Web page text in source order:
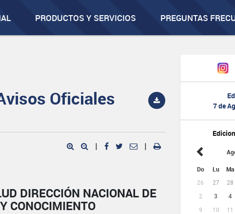
PRODUCTOS Y SERVICIOS PREGUNTAS
7 de
Do Lu Ma
26 27 28
2
3 4
9
10 11
Oficiales
| |
DIRECCIÓN NACIONAL DE
CONOCIMIENTO